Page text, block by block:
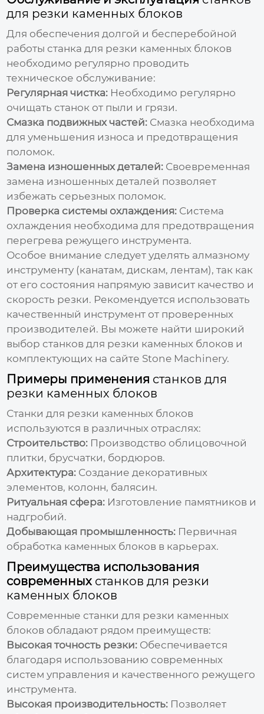
для резки каменных блоков
Для обеспечения долгой и бесперебойной
работы станка для резки каменных блоков
необходимо регулярно проводить
техническое обслуживание:
Регулярная чистка: Необходимо регулярно
очищать станок от пыли и грязи.
Смазка подвижных частей: Смазка необходима
для уменьшения износа и предотвращения
поломок.
Замена изношенных деталей: Своевременная
замена изношенных деталей позволяет
избежать серьезных поломок.
Проверка системы охлаждения: Система
охлаждения необходима для предотвращения
перегрева режущего инструмента.
Особое внимание следует уделять алмазному
инструменту (канатам, дискам, лентам), так как
от его состояния напрямую зависит качество и
скорость резки. Рекомендуется использовать
качественный инструмент от проверенных
производителей. Вы можете найти широкий
выбор станков для резки каменных блоков и
комплектующих на сайте Stone Machinery.
Примеры применения станков для
резки каменных блоков
Станки для резки каменных блоков
используются в различных отраслях:
Строительство: Производство облицовочной
плитки, брусчатки, бордюров.
Архитектура: Создание декоративных
элементов, колонн, балясин.
Ритуальная сфера: Изготовление памятников и
надгробий.
Добывающая промышленность: Первичная
обработка каменных блоков в карьерах.
Преимущества использования
современных станков для резки
каменных блоков
Современные станки для резки каменных
блоков обладают рядом преимуществ:
Высокая точность резки: Обеспечивается
благодаря использованию современных
систем управления и качественного режущего
инструмента.
Высокая производительность: Позволяет